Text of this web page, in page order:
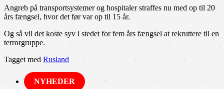
Angreb på transportsystemer og hospitaler straffes nu med op til 20
års fængsel, hvor det før var op til 15 år.
Og så vil det koste syv i stedet for fem års fængsel at rekruttere til en
terrorgruppe.
Tagget med Rusland
NYHEDER